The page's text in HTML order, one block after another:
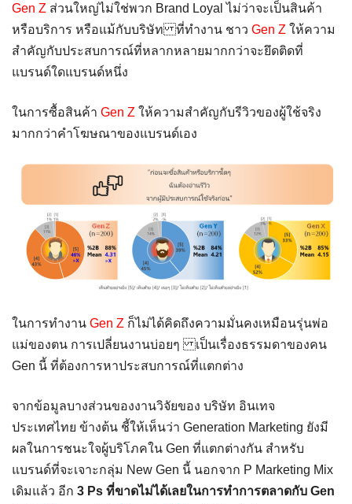
Gen Z ส่วนใหญ่ไม่ใช่พวก Brand Loyal ไม่ว่าจะเป็นสินค้า
หรือบริการ หรือแม้กับบริษัท ที่ทำงาน ชาว Gen Z ให้ความ
สำคัญกับประสบการณ์ที่หลากหลายมากกว่าจะยึดติดที่
แบรนด์ใดแบรนด์หนึ่ง
ในการซื้อสินค้า Gen Z ให้ความสำคัญกับรีวิวของผู้ใช้จริง
มากกว่าคำโฆษณาของแบรนด์เอง
ในการทำงาน Gen Z ก็ไม่ได้คิดถึงความมั่นคงเหมือนรุ่นพ่อ
แม่ของตน การเปลี่ยนงานบ่อยๆ เป็นเรื่องธรรมดาของคน
Gen นี้ ที่ต้องการหาประสบการณ์ที่แตกต่าง
จากข้อมูลบางส่วนของงานวิจัยของ บริษัท อินเทจ
ประเทศไทย ข้างต้น ชี้ให้เห็นว่า Generation Marketing ยังมี
ผลในการชนะใจผู้บริโภคใน Gen ที่แตกต่างกัน สำหรับ
แบรนด์ที่จะเจาะกลุ่ม New Gen นี้ นอกจาก P Marketing Mix
เดิมแล้ว อีก 3 Ps ที่ขาดไม่ได้เลยในการทำการตลาดกับ Gen